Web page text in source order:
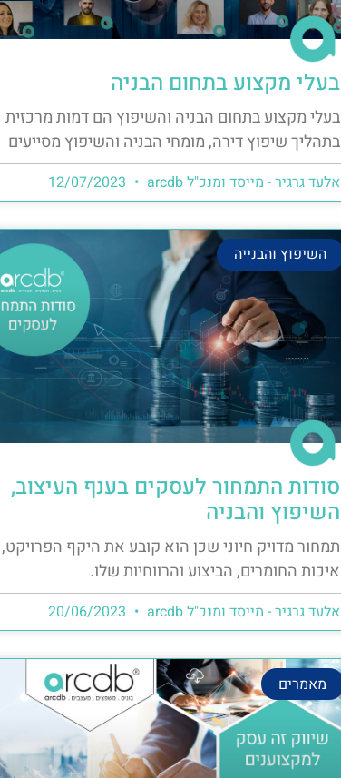
בעלי מקצוע בתחום הבניה
בעלי מקצוע בתחום הבניה והשיפוץ הם דמות מרכזית
בתהליך שיפוץ דירה, מומחי הבניה והשיפוץ מסייעים
אלעד גרגיר - מייסד ומנכ"ל arcdb
השיפוץ והבנייה
סודות התמחור לעסקים בענף העיצוב,
השיפוץ והבניה
תמחור מדויק חיוני שכן הוא קובע את היקף הפרויקט,
איכות החומרים, הביצוע והרווחיות שלו.
אלעד גרגיר - מייסד ומנכ"ל arcdb
מאמרים